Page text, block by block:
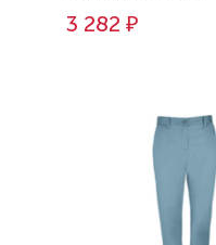
3 282 ₽